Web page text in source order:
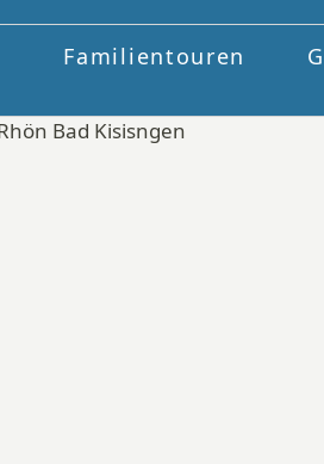
Familientouren